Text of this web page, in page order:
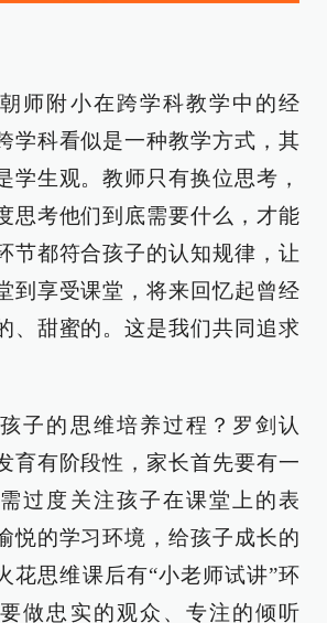
师附小在跨学科教学中的经
学科看似是一种教学方式，其
学生观。教师只有换位思考，
思考他们到底需要什么，才能
节都符合孩子的认知规律，让
到享受课堂，将来回忆起曾经
、甜蜜的。这是我们共同追求
子的思维培养过程？罗剑认
育有阶段性，家长首先要有一
过度关注孩子在课堂上的表
悦的学习环境，给孩子成长的
花思维课后有“小老师试讲”环
做忠实的观众、专注的倾听